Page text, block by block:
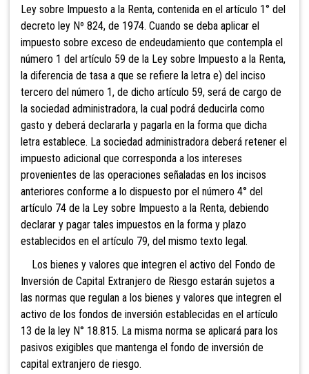
Ley sobre Impuesto a la Renta, contenida en el artículo 1° del
decreto ley Nº 824, de 1974. Cuando se deba aplicar el
impuesto sobre exceso de endeudamiento que contempla el
número 1 del artículo 59 de la Ley sobre Impuesto a la Renta,
la diferencia de tasa a que se refiere la letra e) del inciso
tercero del número 1, de dicho artículo 59, será de cargo de
la sociedad administradora, la cual podrá deducirla como
gasto y deberá declararla y pagarla en la forma que dicha
letra establece. La sociedad administradora deberá retener el
impuesto adicional que corresponda a los intereses
provenientes de las operaciones señaladas en los incisos
anteriores conforme a lo dispuesto por el número 4° del
artículo 74 de la Ley sobre Impuesto a la Renta, debiendo
declarar y pagar tales impuestos en la forma y plazo
establecidos en el artículo 79, del mismo texto legal.
Los bienes y valores que integren el activo del Fondo de
Inversión de Capital Extranjero de Riesgo estarán sujetos a
las normas que regulan a los bienes y valores que integren el
activo de los fondos de inversión establecidas en el artículo
13 de la ley N° 18.815. La misma norma se aplicará para los
pasivos exigibles que mantenga el fondo de inversión de
capital extranjero de riesgo.